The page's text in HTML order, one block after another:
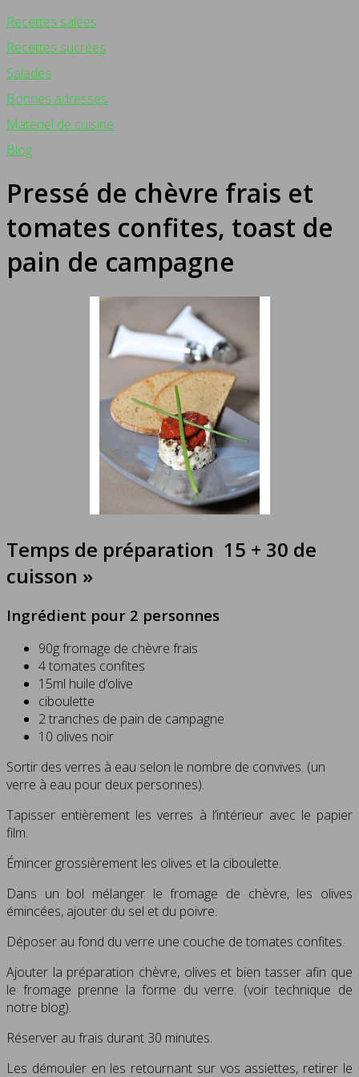
Recettes salées
Recettes sucrées
Salades
Bonnes adresses
Matériel de cuisine
Blog
Pressé de chèvre frais et
tomates confites, toast de
pain de campagne
Temps de préparation 15 + 30 de
cuisson »
Ingrédient pour 2 personnes
90g fromage de chèvre frais
4 tomates confites
15ml huile d’olive
ciboulette
2 tranches de pain de campagne
10 olives noir
Sortir des verres à eau selon le nombre de convives. (un
verre à eau pour deux personnes).
Tapisser entièrement les verres à l’intérieur avec le papier
film.
Émincer grossièrement les olives et la ciboulette.
Dans un bol mélanger le fromage de chèvre, les olives
émincées, ajouter du sel et du poivre.
Déposer au fond du verre une couche de tomates confites.
Ajouter la préparation chèvre, olives et bien tasser afin que
le fromage prenne la forme du verre. (voir technique de
notre blog).
Réserver au frais durant 30 minutes.
Les démouler en les retournant sur vos assiettes, retirer le